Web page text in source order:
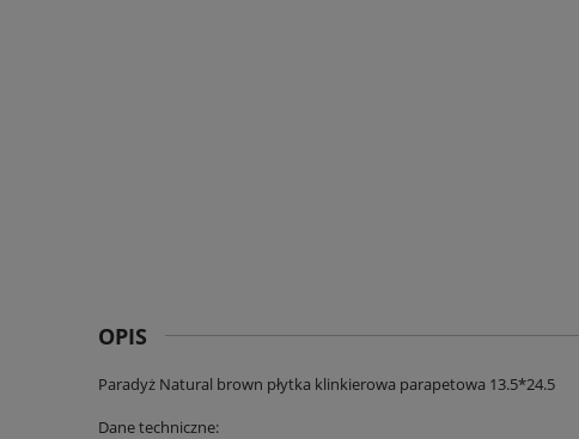
OPIS
Paradyż Natural brown płytka klinkierowa parapetowa 13.5*24.5
Dane techniczne: